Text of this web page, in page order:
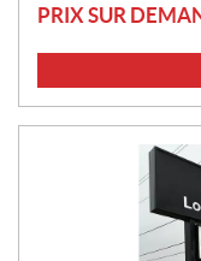
PRIX SUR